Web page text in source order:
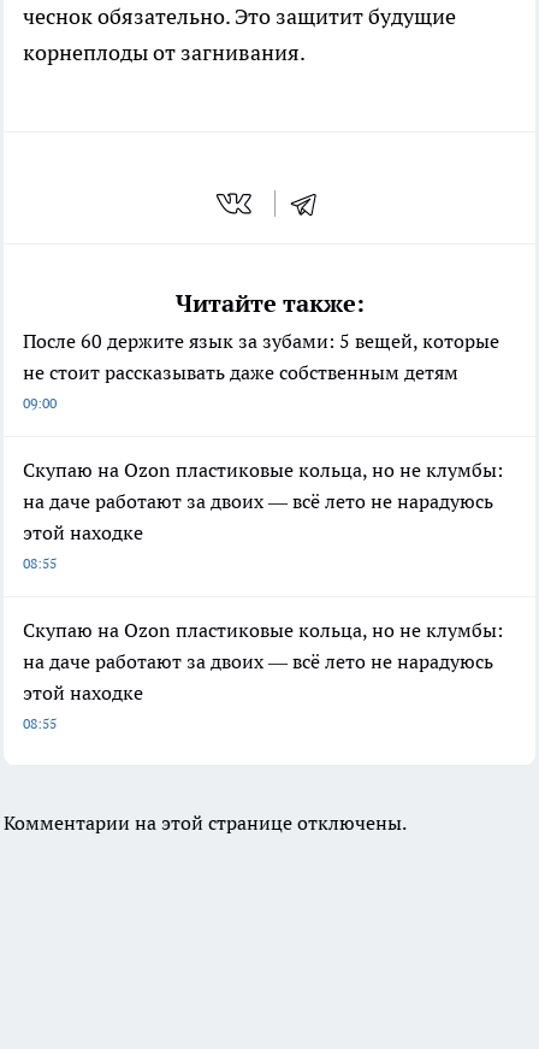
чеснок обязательно. Это защитит будущие
корнеплоды от загнивания.
Читайте также:
После 60 держите язык за зубами: 5 вещей, которые
не стоит рассказывать даже собственным детям
09:00
Скупаю на Ozon пластиковые кольца, но не клумбы:
на даче работают за двоих — всё лето не нарадуюсь
этой находке
08:55
Скупаю на Ozon пластиковые кольца, но не клумбы:
на даче работают за двоих — всё лето не нарадуюсь
этой находке
08:55
Комментарии на этой странице отключены.